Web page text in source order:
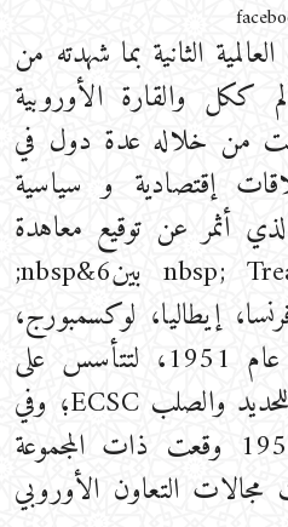
الثانية بما شهدته من
ككل والقارة الأوروبية
من خلاله عدة دول في
إقتصادية و سياسية
أثمر عن توقيع معاهدة
باريس&nbsp; Treaty of Paris بين6&nbsp;
إيطاليا، لوكسمبورج،
هولندا، وألمانيا الغربية) عام 1951، لتتأسس على
إثرها المجموعة الأوروبية للحديد والصلب ECSC؛ وفي
شهر مارس/آذار عام 1957 وقعت ذات المجموعة
التعاون الأوروبي